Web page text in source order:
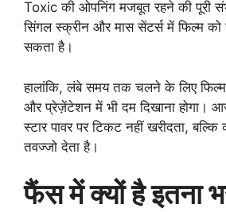
Toxic की ओपनिंग मजबूत रहने की पूरी
सिंगल स्क्रीन और मास सेंटर्स में फिल्म को
सकता है।
हालांकि, लंबे समय तक चलने के लिए फिल्म
और प्रेज़ेंटेशन में भी दम दिखाना होगा।
स्टार पावर पर टिकट नहीं खरीदता, बल्कि
तवज्जो देता है।
फैंस में क्यों है इतना